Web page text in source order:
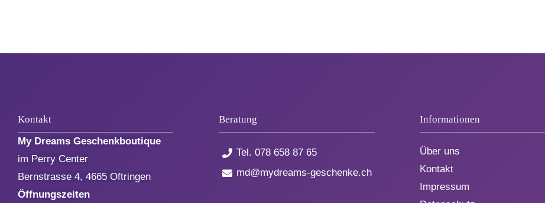
Kontakt
My Dreams Geschenkboutique
im Perry Center
Bernstrasse 4, 4665 Oftringen
Öffnungszeiten
Beratung
Tel.078 658 87 65
md@mydreams-geschenke.ch
Informationen
Über uns
Kontakt
Impressum